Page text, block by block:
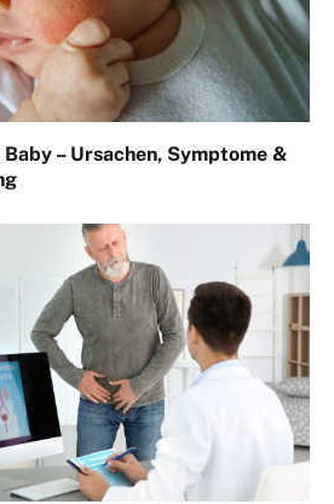
– Ursachen, Symptome &